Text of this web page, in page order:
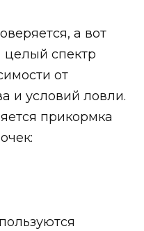
а вот
целый спектр
от
и условий ловли.
прикормка